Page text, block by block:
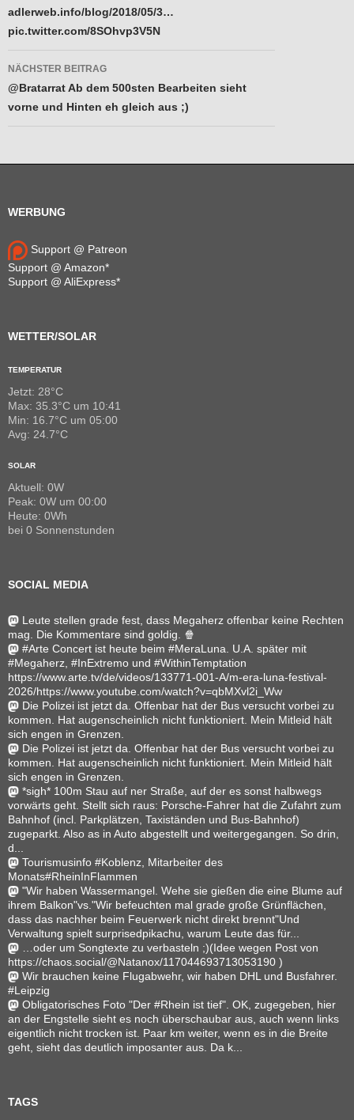
adlerweb.info/blog/2018/05/3…
pic.twitter.com/8SOhvp3V5N
NÄCHSTER BEITRAG
@Bratarrat Ab dem 500sten Bearbeiten sieht
vorne und Hinten eh gleich aus ;)
WERBUNG
Support @ Patreon
Support @ Amazon*
Support @ AliExpress*
WETTER/SOLAR
TEMPERATUR
Jetzt: 28°C
Max: 35.3°C um 10:41
Min: 16.7°C um 05:00
Avg: 24.7°C
SOLAR
Aktuell: 0W
Peak: 0W um 00:00
Heute: 0Wh
bei 0 Sonnenstunden
SOCIAL MEDIA
Leute stellen grade fest, dass Megaherz offenbar keine Rechten
mag. Die Kommentare sind goldig. 🍿
#Arte Concert ist heute beim #MeraLuna. U.A. später mit
#Megaherz, #InExtremo und #WithinTemptation
https://www.arte.tv/de/videos/133771-001-A/m-era-luna-festival-
2026/https://www.youtube.com/watch?v=qbMXvl2i_Ww
Die Polizei ist jetzt da. Offenbar hat der Bus versucht vorbei zu
kommen. Hat augenscheinlich nicht funktioniert. Mein Mitleid hält
sich engen in Grenzen.
Die Polizei ist jetzt da. Offenbar hat der Bus versucht vorbei zu
kommen. Hat augenscheinlich nicht funktioniert. Mein Mitleid hält
sich engen in Grenzen.
*sigh* 100m Stau auf ner Straße, auf der es sonst halbwegs
vorwärts geht. Stellt sich raus: Porsche-Fahrer hat die Zufahrt zum
Bahnhof (incl. Parkplätzen, Taxiständen und Bus-Bahnhof)
zugeparkt. Also as in Auto abgestellt und weitergegangen. So drin,
d...
Tourismusinfo #Koblenz, Mitarbeiter des
Monats#RheinInFlammen
"Wir haben Wassermangel. Wehe sie gießen die eine Blume auf
ihrem Balkon"vs."Wir befeuchten mal grade große Grünflächen,
dass das nachher beim Feuerwerk nicht direkt brennt"Und
Verwaltung spielt surprisedpikachu, warum Leute das für...
…oder um Songtexte zu verbasteln ;)(Idee wegen Post von
https://chaos.social/@Natanox/117044693713053190 )
Wir brauchen keine Flugabwehr, wir haben DHL und Busfahrer.
#Leipzig
Obligatorisches Foto "Der #Rhein ist tief". OK, zugegeben, hier
an der Engstelle sieht es noch überschaubar aus, auch wenn links
eigentlich nicht trocken ist. Paar km weiter, wenn es in die Breite
geht, sieht das deutlich imposanter aus. Da k...
TAGS